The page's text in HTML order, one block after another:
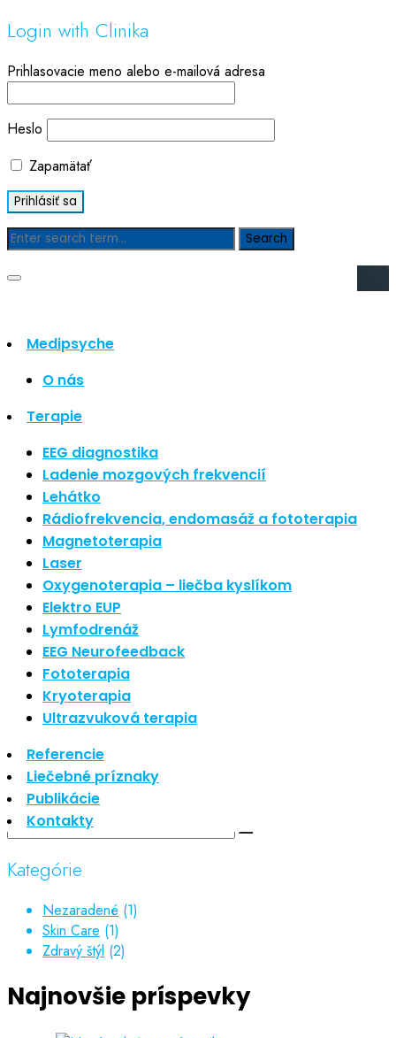
Login with Clinika
Prihlasovacie meno alebo e-mailová adresa
Heslo
Zapamätať
Medipsyche
O nás
Terapie
EEG diagnostika
Ladenie mozgových frekvencií
Lehátko
Rádiofrekvencia, endomasáž a fototerapia
Magnetoterapia
Laser
Oxygenoterapia – liečba kyslíkom
Elektro EUP
Lymfodrenáž
EEG Neurofeedback
Fototerapia
Kryoterapia
Ultrazvuková terapia
Referencie
Liečebné príznaky
Publikácie
Kontakty
Blog
Najnovšie články
Nové polarizované svetlo
Rozšírenie služieb
Hudba a vývoj mozgu
Najnovšie komentáre
Žiadne komentáre na zobrazenie.
Archív
september 2021
apríl 2021
august 2020
Kategórie
Nezaradené
Skin Care
Zdravý štýl
Kategórie
Nezaradené (1)
Skin Care (1)
Zdravý štýl (2)
Najnovšie príspevky